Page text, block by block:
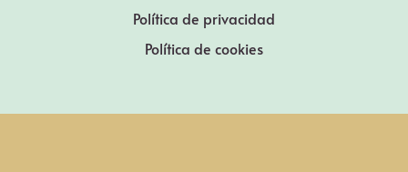
Política de privacidad
Política de cookies